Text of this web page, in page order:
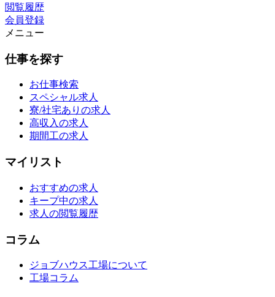
閲覧履歴
会員登録
メニュー
仕事を探す
お仕事検索
スペシャル求人
寮/社宅ありの求人
高収入の求人
期間工の求人
マイリスト
おすすめの求人
キープ中の求人
求人の閲覧履歴
コラム
ジョブハウス工場について
工場コラム